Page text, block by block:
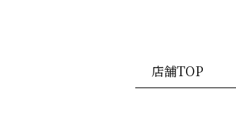
店舗TOP